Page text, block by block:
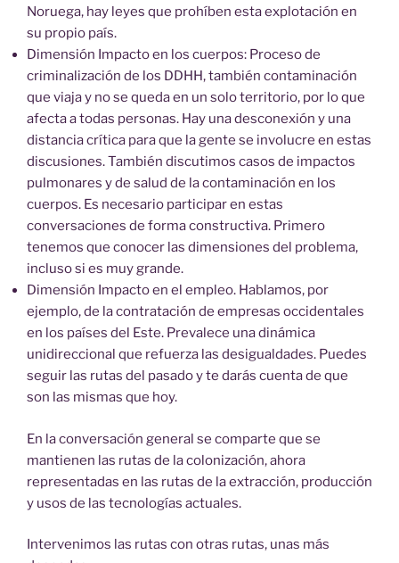
Noruega, hay leyes que prohíben esta explotación en
su propio país.
Dimensión Impacto en los cuerpos: Proceso de
criminalización de los DDHH, también contaminación
que viaja y no se queda en un solo territorio, por lo que
afecta a todas personas. Hay una desconexión y una
distancia crítica para que la gente se involucre en estas
discusiones. También discutimos casos de impactos
pulmonares y de salud de la contaminación en los
cuerpos. Es necesario participar en estas
conversaciones de forma constructiva. Primero
tenemos que conocer las dimensiones del problema,
incluso si es muy grande.
Dimensión Impacto en el empleo. Hablamos, por
ejemplo, de la contratación de empresas occidentales
en los países del Este. Prevalece una dinámica
unidireccional que refuerza las desigualdades. Puedes
seguir las rutas del pasado y te darás cuenta de que
son las mismas que hoy.
En la conversación general se comparte que se
mantienen las rutas de la colonización, ahora
representadas en las rutas de la extracción, producción
y usos de las tecnologías actuales.
Intervenimos las rutas con otras rutas, unas más